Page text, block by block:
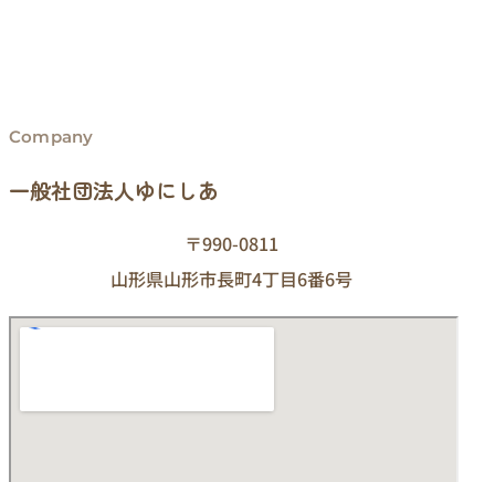
Company
一般社団法人ゆにしあ
〒990-0811
山形県山形市長町4丁目6番6号